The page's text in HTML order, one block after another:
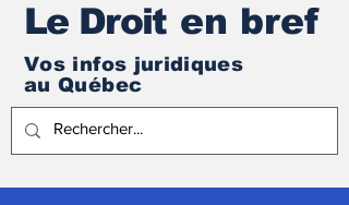
Le Droit en bref
Vos infos juridiques
au Québec